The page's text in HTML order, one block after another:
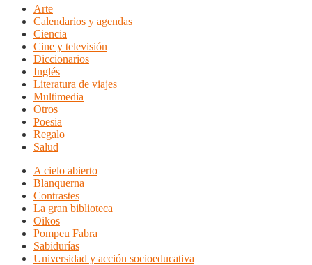
Arte
Calendarios y agendas
Ciencia
Cine y televisión
Diccionarios
Inglés
Literatura de viajes
Multimedia
Otros
Poesia
Regalo
Salud
A cielo abierto
Blanquerna
Contrastes
La gran biblioteca
Oikos
Pompeu Fabra
Sabidurías
Universidad y acción socioeducativa